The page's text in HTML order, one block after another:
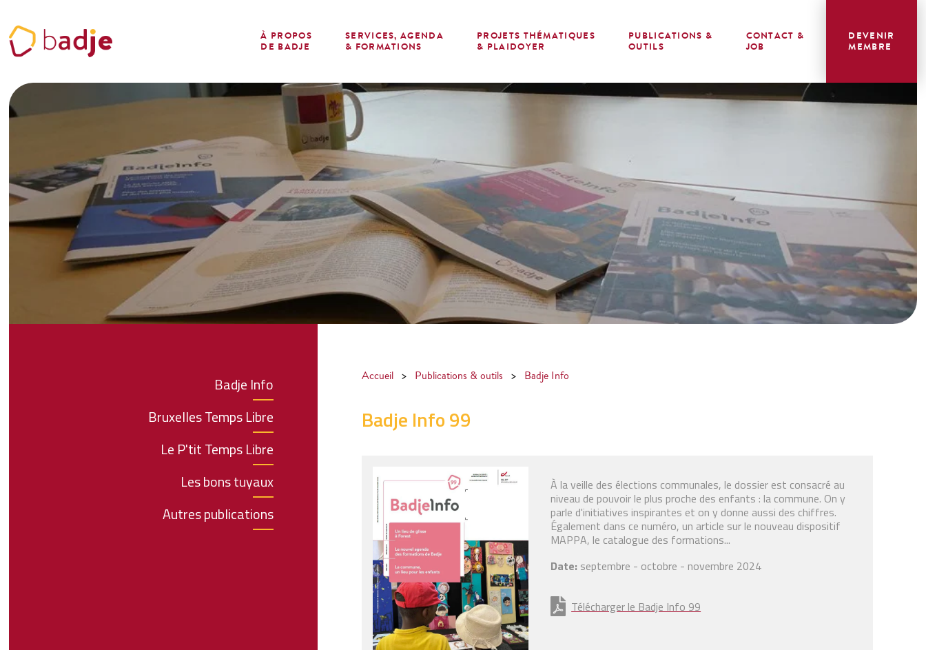
À PROPOS
DE BADJE
SERVICES, AGENDA
& FORMATIONS
PROJETS THÉMATIQUES
& PLAIDOYER
PUBLICATIONS &
OUTILS
CONTACT &
JOB
DEVENIR
MEMBRE
Badje Info
Bruxelles Temps Libre
Le P'tit Temps Libre
Les bons tuyaux
Autres publications
Accueil > Publications & outils > Badje Info
Badje Info 99
À la veille des élections communales, le dossier est consacré au
niveau de pouvoir le plus proche des enfants : la commune. On y
parle d'initiatives inspirantes et on y donne aussi des chiffres.
Également dans ce numéro, un article sur le nouveau dispositif
MAPPA, le catalogue des formations...
Date: septembre - octobre - novembre 2024
Télécharger le Badje Info 99